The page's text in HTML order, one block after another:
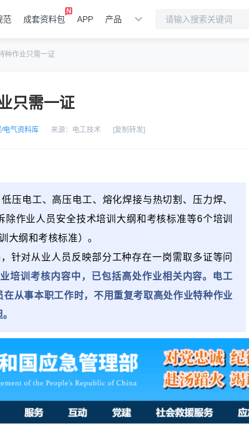
范 成套资料包 APP 产品
种作业只需一证
只需一证
/电气资料库 来源： 电工技术 [复制转发]
压电工、高压电工、熔化焊接与热切割、压力焊、
作业人员安全技术培训大纲和考核标准等6个培训
大纲和考核标准）。
针对从业人员反映部分工种存在一岗需取多证等问
培训考核内容中，已包括高处作业相关内容。电工
从事本职工作时，不用重复考取高处作业特种作业